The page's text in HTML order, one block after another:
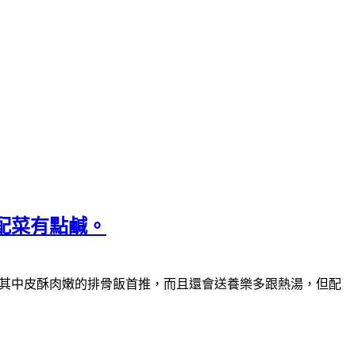
菜有點鹹。
中皮酥肉嫩的排骨飯首推，而且還會送養樂多跟熱湯，但配